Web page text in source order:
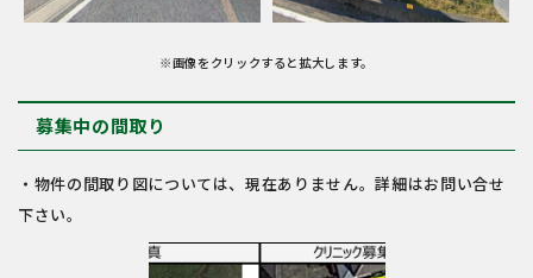
※画像をクリックすると拡大します。
募集中の間取り
・物件の間取り図については、現在ありません。詳細はお問い合せ
下さい。